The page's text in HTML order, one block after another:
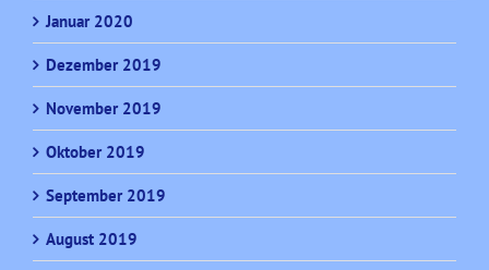
Januar 2020
Dezember 2019
November 2019
Oktober 2019
September 2019
August 2019